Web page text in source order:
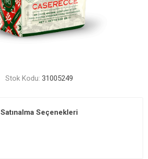
Stok Kodu: 31005249
Satınalma Seçenekleri